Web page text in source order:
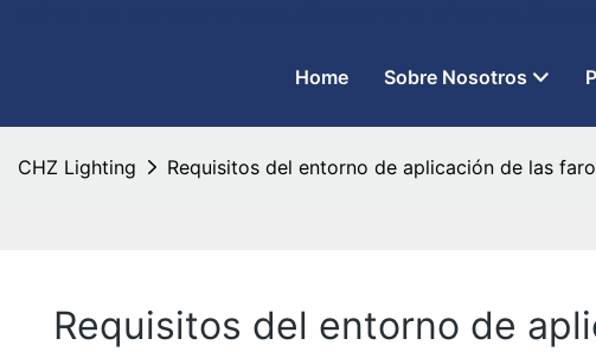
Home Sobre Nosotros
CHZ Lighting Requisitos del entorno de aplicación de las
Requisitos del entorno de